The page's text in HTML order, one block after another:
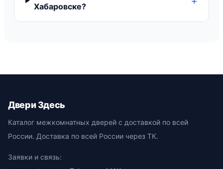
Хабаровске?
Двери Здесь
Каталог межкомнатных дверей с доставкой по всей
России. Доставка по всей России через ТК.
Заявки и связь: